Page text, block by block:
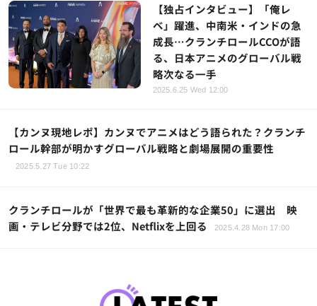
【独占インタビュー】「俺レ
ベ」躍進、中南米・インドの急
成長…クランチロールCCOが語
る、日本アニメのグローバル戦
略次なる一手
2025.6.25 Wed 12:00
【カンヌ現地レポ】カンヌでアニメはどう語られた？クランチ
ロール幹部が明かすグローバル戦略と劇場展開の重要性
2025.5.27 Tue 10:22
クランチロールが「世界で最も革新的な企業50」に選出 映
画・テレビ分野では2位、Netflixを上回る
2025.4.28 Mon 17:00